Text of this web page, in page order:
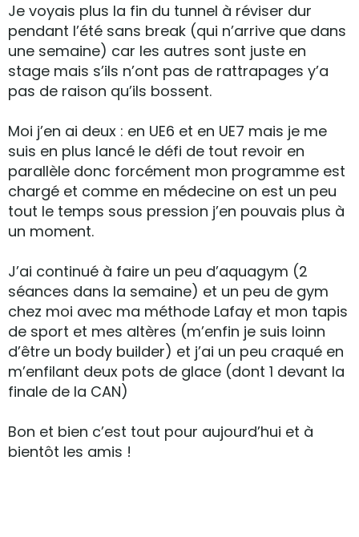
Je voyais plus la fin du tunnel à réviser dur
pendant l’été sans break (qui n’arrive que dans
une semaine) car les autres sont juste en
stage mais s’ils n’ont pas de rattrapages y’a
pas de raison qu’ils bossent.
Moi j’en ai deux : en UE6 et en UE7 mais je me
suis en plus lancé le défi de tout revoir en
parallèle donc forcément mon programme est
chargé et comme en médecine on est un peu
tout le temps sous pression j’en pouvais plus à
un moment.
J’ai continué à faire un peu d’aquagym (2
séances dans la semaine) et un peu de gym
chez moi avec ma méthode Lafay et mon tapis
de sport et mes altères (m’enfin je suis loinn
d’être un body builder) et j’ai un peu craqué en
m’enfilant deux pots de glace (dont 1 devant la
finale de la CAN)
Bon et bien c’est tout pour aujourd’hui et à
bientôt les amis !